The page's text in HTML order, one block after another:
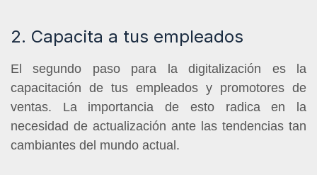
2. Capacita a tus empleados
El segundo paso para la digitalización es la
capacitación de tus empleados y promotores de
ventas. La importancia de esto radica en la
necesidad de actualización ante las tendencias tan
cambiantes del mundo actual.